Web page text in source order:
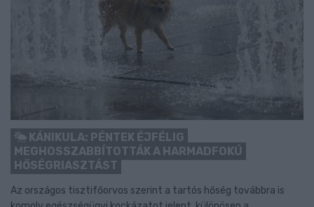
KÁNIKULA: PÉNTEK ÉJFÉLIG
MEGHOSSZABBÍTOTTÁK A HARMADFOKÚ
HŐSÉGRIASZTÁST
Az országos tisztifőorvos szerint a tartós hőség továbbra is